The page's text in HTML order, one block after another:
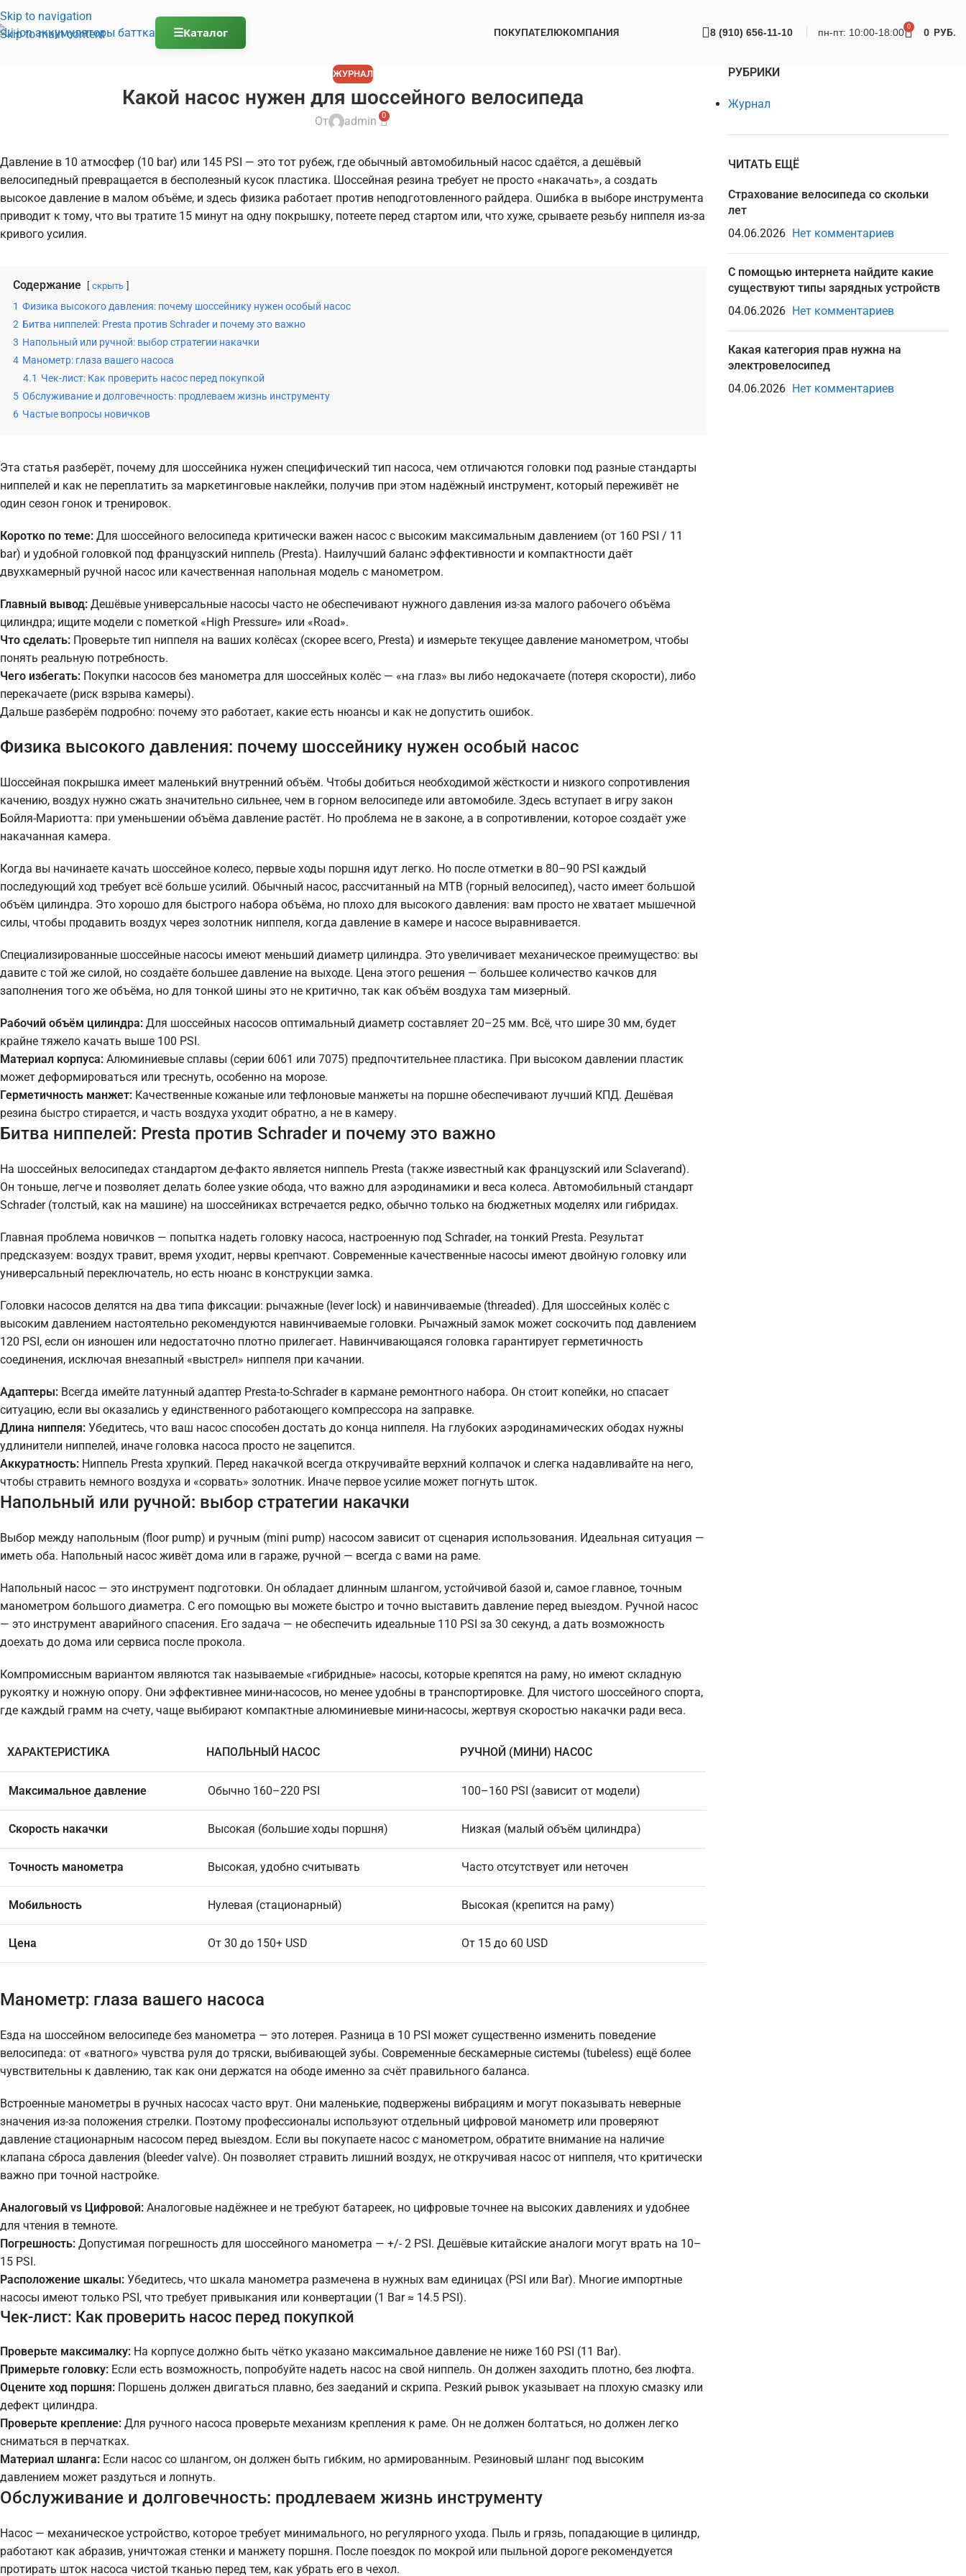
Skip to navigation
Skip to main content
☰Каталог ПОКУПАТЕЛЮКОМПАНИЯ 8 (910) 656-11-10 пн-пт: 10:00-18:00 0 0 РУБ.
ЖУРНАЛ
Какой насос нужен для шоссейного велосипеда
От admin 0
Давление в 10 атмосфер (10 bar) или 145 PSI — это тот рубеж, где обычный автомобильный насос сдаётся, а дешёвый
велосипедный превращается в бесполезный кусок пластика. Шоссейная резина требует не просто «накачать», а создать
высокое давление в малом объёме, и здесь физика работает против неподготовленного райдера. Ошибка в выборе инструмента
приводит к тому, что вы тратите 15 минут на одну покрышку, потеете перед стартом или, что хуже, срываете резьбу ниппеля из-за
кривого усилия.
Содержание скрыть
1 Физика высокого давления: почему шоссейнику нужен особый насос
2 Битва ниппелей: Presta против Schrader и почему это важно
3 Напольный или ручной: выбор стратегии накачки
4 Манометр: глаза вашего насоса
4.1 Чек-лист: Как проверить насос перед покупкой
5 Обслуживание и долговечность: продлеваем жизнь инструменту
6 Частые вопросы новичков
Эта статья разберёт, почему для шоссейника нужен специфический тип насоса, чем отличаются головки под разные стандарты
ниппелей и как не переплатить за маркетинговые наклейки, получив при этом надёжный инструмент, который переживёт не
один сезон гонок и тренировок.
Коротко по теме: Для шоссейного велосипеда критически важен насос с высоким максимальным давлением (от 160 PSI / 11
bar) и удобной головкой под французский ниппель (Presta). Наилучший баланс эффективности и компактности даёт
двухкамерный ручной насос или качественная напольная модель с манометром.
Главный вывод: Дешёвые универсальные насосы часто не обеспечивают нужного давления из-за малого рабочего объёма
цилиндра; ищите модели с пометкой «High Pressure» или «Road».
Что сделать: Проверьте тип ниппеля на ваших колёсах (скорее всего, Presta) и измерьте текущее давление манометром, чтобы
понять реальную потребность.
Чего избегать: Покупки насосов без манометра для шоссейных колёс — «на глаз» вы либо недокачаете (потеря скорости), либо
перекачаете (риск взрыва камеры).
Дальше разберём подробно: почему это работает, какие есть нюансы и как не допустить ошибок.
Физика высокого давления: почему шоссейнику нужен особый насос
Шоссейная покрышка имеет маленький внутренний объём. Чтобы добиться необходимой жёсткости и низкого сопротивления
качению, воздух нужно сжать значительно сильнее, чем в горном велосипеде или автомобиле. Здесь вступает в игру закон
Бойля-Мариотта: при уменьшении объёма давление растёт. Но проблема не в законе, а в сопротивлении, которое создаёт уже
накачанная камера.
Когда вы начинаете качать шоссейное колесо, первые ходы поршня идут легко. Но после отметки в 80–90 PSI каждый
последующий ход требует всё больше усилий. Обычный насос, рассчитанный на MTB (горный велосипед), часто имеет большой
объём цилиндра. Это хорошо для быстрого набора объёма, но плохо для высокого давления: вам просто не хватает мышечной
силы, чтобы продавить воздух через золотник ниппеля, когда давление в камере и насосе выравнивается.
Специализированные шоссейные насосы имеют меньший диаметр цилиндра. Это увеличивает механическое преимущество: вы
давите с той же силой, но создаёте большее давление на выходе. Цена этого решения — большее количество качков для
заполнения того же объёма, но для тонкой шины это не критично, так как объём воздуха там мизерный.
Рабочий объём цилиндра: Для шоссейных насосов оптимальный диаметр составляет 20–25 мм. Всё, что шире 30 мм, будет
крайне тяжело качать выше 100 PSI.
Материал корпуса: Алюминиевые сплавы (серии 6061 или 7075) предпочтительнее пластика. При высоком давлении пластик
может деформироваться или треснуть, особенно на морозе.
Герметичность манжет: Качественные кожаные или тефлоновые манжеты на поршне обеспечивают лучший КПД. Дешёвая
резина быстро стирается, и часть воздуха уходит обратно, а не в камеру.
Битва ниппелей: Presta против Schrader и почему это важно
На шоссейных велосипедах стандартом де-факто является ниппель Presta (также известный как французский или Sclaverand).
Он тоньше, легче и позволяет делать более узкие обода, что важно для аэродинамики и веса колеса. Автомобильный стандарт
Schrader (толстый, как на машине) на шоссейниках встречается редко, обычно только на бюджетных моделях или гибридах.
Главная проблема новичков — попытка надеть головку насоса, настроенную под Schrader, на тонкий Presta. Результат
предсказуем: воздух травит, время уходит, нервы крепчают. Современные качественные насосы имеют двойную головку или
универсальный переключатель, но есть нюанс в конструкции замка.
Головки насосов делятся на два типа фиксации: рычажные (lever lock) и навинчиваемые (threaded). Для шоссейных колёс с
высоким давлением настоятельно рекомендуются навинчиваемые головки. Рычажный замок может соскочить под давлением
120 PSI, если он изношен или недостаточно плотно прилегает. Навинчивающаяся головка гарантирует герметичность
соединения, исключая внезапный «выстрел» ниппеля при качании.
Адаптеры: Всегда имейте латунный адаптер Presta-to-Schrader в кармане ремонтного набора. Он стоит копейки, но спасает
ситуацию, если вы оказались у единственного работающего компрессора на заправке.
Длина ниппеля: Убедитесь, что ваш насос способен достать до конца ниппеля. На глубоких аэродинамических ободах нужны
удлинители ниппелей, иначе головка насоса просто не зацепится.
Аккуратность: Ниппель Presta хрупкий. Перед накачкой всегда откручивайте верхний колпачок и слегка надавливайте на него,
чтобы стравить немного воздуха и «сорвать» золотник. Иначе первое усилие может погнуть шток.
Напольный или ручной: выбор стратегии накачки
Выбор между напольным (floor pump) и ручным (mini pump) насосом зависит от сценария использования. Идеальная ситуация —
иметь оба. Напольный насос живёт дома или в гараже, ручной — всегда с вами на раме.
Напольный насос — это инструмент подготовки. Он обладает длинным шлангом, устойчивой базой и, самое главное, точным
манометром большого диаметра. С его помощью вы можете быстро и точно выставить давление перед выездом. Ручной насос
— это инструмент аварийного спасения. Его задача — не обеспечить идеальные 110 PSI за 30 секунд, а дать возможность
доехать до дома или сервиса после прокола.
Компромиссным вариантом являются так называемые «гибридные» насосы, которые крепятся на раму, но имеют складную
рукоятку и ножную опору. Они эффективнее мини-насосов, но менее удобны в транспортировке. Для чистого шоссейного спорта,
где каждый грамм на счету, чаще выбирают компактные алюминиевые мини-насосы, жертвуя скоростью накачки ради веса.
ХАРАКТЕРИСТИКА НАПОЛЬНЫЙ НАСОС РУЧНОЙ (МИНИ) НАСОС
Максимальное давление Обычно 160–220 PSI 100–160 PSI (зависит от модели)
Скорость накачки Высокая (большие ходы поршня) Низкая (малый объём цилиндра)
Точность манометра Высокая, удобно считывать Часто отсутствует или неточен
Мобильность Нулевая (стационарный) Высокая (крепится на раму)
Цена От 30 до 150+ USD От 15 до 60 USD
Манометр: глаза вашего насоса
Езда на шоссейном велосипеде без манометра — это лотерея. Разница в 10 PSI может существенно изменить поведение
велосипеда: от «ватного» чувства руля до тряски, выбивающей зубы. Современные бескамерные системы (tubeless) ещё более
чувствительны к давлению, так как они держатся на ободе именно за счёт правильного баланса.
Встроенные манометры в ручных насосах часто врут. Они маленькие, подвержены вибрациям и могут показывать неверные
значения из-за положения стрелки. Поэтому профессионалы используют отдельный цифровой манометр или проверяют
давление стационарным насосом перед выездом. Если вы покупаете насос с манометром, обратите внимание на наличие
клапана сброса давления (bleeder valve). Он позволяет стравить лишний воздух, не откручивая насос от ниппеля, что критически
важно при точной настройке.
Аналоговый vs Цифровой: Аналоговые надёжнее и не требуют батареек, но цифровые точнее на высоких давлениях и удобнее
для чтения в темноте.
Погрешность: Допустимая погрешность для шоссейного манометра — +/- 2 PSI. Дешёвые китайские аналоги могут врать на 10–
15 PSI.
Расположение шкалы: Убедитесь, что шкала манометра размечена в нужных вам единицах (PSI или Bar). Многие импортные
насосы имеют только PSI, что требует привыкания или конвертации (1 Bar ≈ 14.5 PSI).
Чек-лист: Как проверить насос перед покупкой
Проверьте максималку: На корпусе должно быть чётко указано максимальное давление не ниже 160 PSI (11 Bar).
Примерьте головку: Если есть возможность, попробуйте надеть насос на свой ниппель. Он должен заходить плотно, без люфта.
Оцените ход поршня: Поршень должен двигаться плавно, без заеданий и скрипа. Резкий рывок указывает на плохую смазку или
дефект цилиндра.
Проверьте крепление: Для ручного насоса проверьте механизм крепления к раме. Он не должен болтаться, но должен легко
сниматься в перчатках.
Материал шланга: Если насос со шлангом, он должен быть гибким, но армированным. Резиновый шланг под высоким
давлением может раздуться и лопнуть.
Обслуживание и долговечность: продлеваем жизнь инструменту
Насос — механическое устройство, которое требует минимального, но регулярного ухода. Пыль и грязь, попадающие в цилиндр,
работают как абразив, уничтожая стенки и манжету поршня. После поездок по мокрой или пыльной дороге рекомендуется
протирать шток насоса чистой тканью перед тем, как убрать его в чехол.
РУБРИКИ
Журнал
ЧИТАТЬ ЕЩЁ
Страхование велосипеда со скольки
лет
04.06.2026 Нет комментариев
С помощью интернета найдите какие
существуют типы зарядных устройств
04.06.2026 Нет комментариев
Какая категория прав нужна на
электровелосипед
04.06.2026 Нет комментариев